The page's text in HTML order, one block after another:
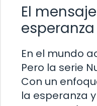
El
esperanza
En el mundo
Pero la serie
Con un
la esperanza